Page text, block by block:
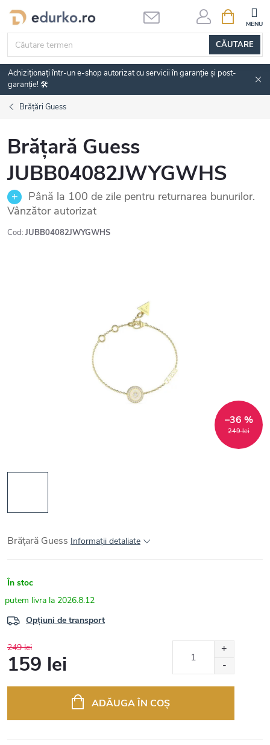
Treci
conținut
CĂUTARE
DE
Achiziționați într-un e-shop autorizat cu servicii în garanție și post-
garanție! 🛠️
Brățări Guess
Brățară Guess
JUBB04082JWYGWHS
Până la 100 de zile pentru returnarea bunurilor.
Vânzător autorizat
Cod: JUBB04082JWYGWHS
249 lei
–36 %
Brățară Guess Informaţii detaliate
În stoc
2026.8.12
Opțiuni de transport
249 lei
159 lei
ADĂUGA ÎN COŞ